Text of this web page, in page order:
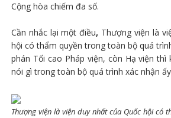
Cộng hòa chiếm đa số.
Cần nhắc lại một điều, Thượng viện là
hội có thẩm quyền trong toàn bộ quá
phán Tối cao Pháp viện, còn Hạ viện
nói gì trong toàn bộ quá trình xác nhận
Thượng viện là viện duy nhất của Quốc hội có